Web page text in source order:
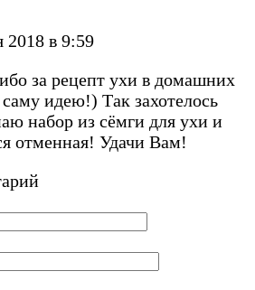
2018 в 9:59
за рецепт ухи в домашних
идею!) Так захотелось
набор из сёмги для ухи и
отменная! Удачи Вам!